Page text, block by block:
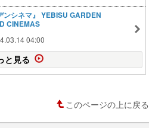
ンシネマ』 YEBISU GARDEN
CINEMAS
04:00
と見る
このページの上に戻る